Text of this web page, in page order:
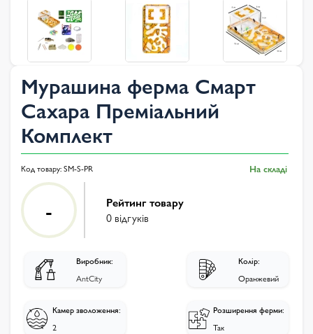
Мурашина ферма Смарт
Сахара Преміальний
Комплект
Код товару:SM-S-PR На складі
-
Рейтинг товару
0 відгуків
Виробник:
AntCity
Колір:
Оранжевий
Камер зволоження:
2
Розширення ферми:
Так